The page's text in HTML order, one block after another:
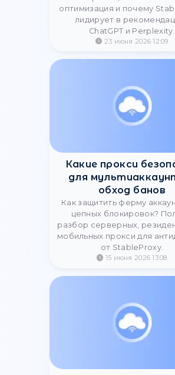
серверы:
статических и
прокси-серверов:
недостатки и
подходит
03 сентября
Как
Google, не
Узнайте, как